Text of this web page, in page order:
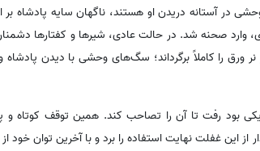
در آستانه دریدن او هستند، ناگهان سایه پادشاه بر
وارد صحنه شد. در حالت عادی، شیرها و کفتارها
نر ورق را کاملاً برگرداند؛ سگ‌های وحشی با دیدن
بود رفت تا آن را تصاحب کند. همین توقف کوتاه و
از این غفلت نهایت استفاده را برد و با آخرین توان خود